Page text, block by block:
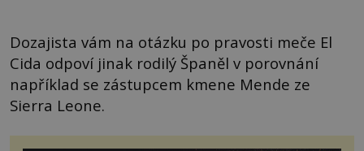
Dozajista vám na otázku po pravosti meče El
Cida odpoví jinak rodilý Španěl v porovnání
například se zástupcem kmene Mende ze
Sierra Leone.